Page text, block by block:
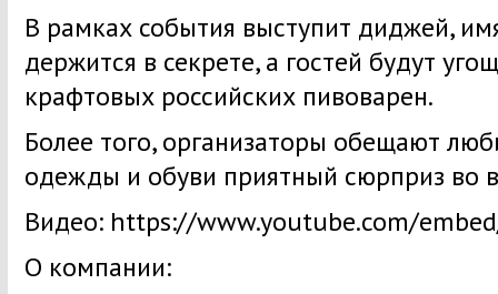
В рамках события выступит диджей,
держится в секрете, а гостей будут
крафтовых российских пивоварен.
Более того, организаторы обещают
одежды и обуви приятный сюрприз во
Видео: https://www.youtube.com/
О компании: